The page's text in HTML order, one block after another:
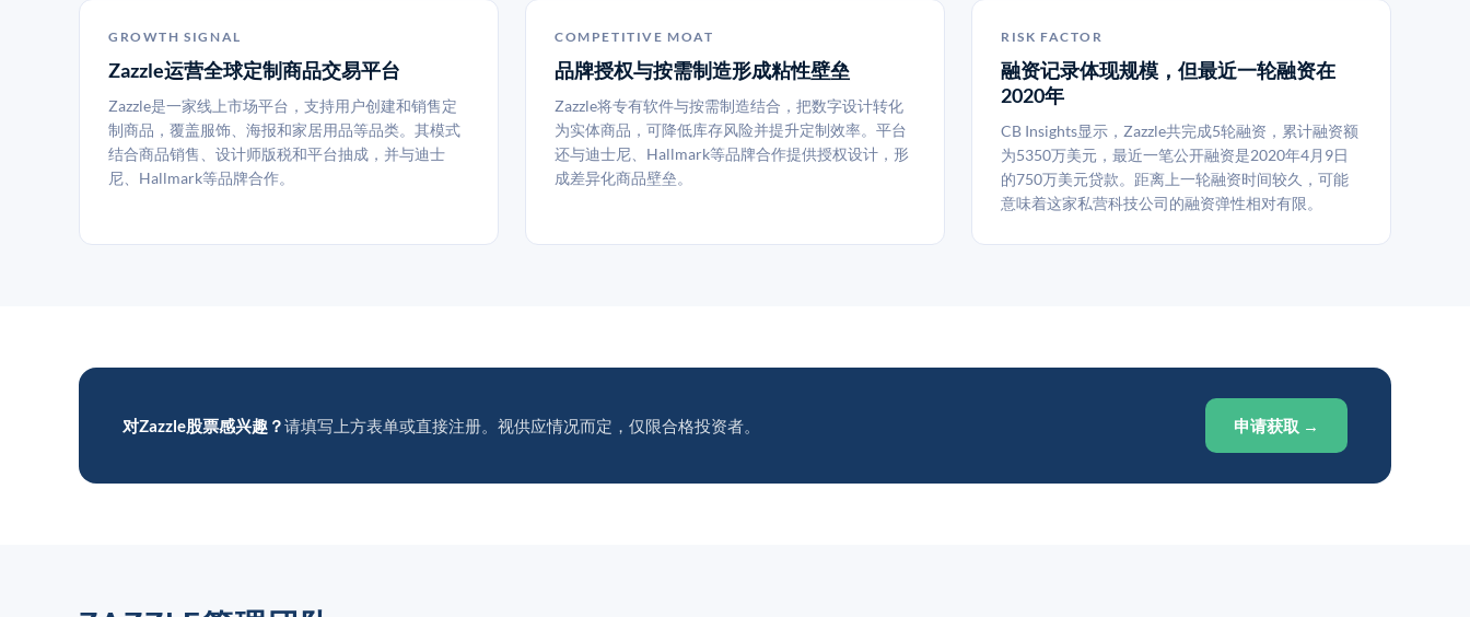
GROWTH SIGNAL
Zazzle运营全球定制商品交易平台
Zazzle是一家线上市场平台，支持用户创建和销售定
制商品，覆盖服饰、海报和家居用品等品类。其模式
结合商品销售、设计师版税和平台抽成，并与迪士
尼、Hallmark等品牌合作。
COMPETITIVE MOAT
品牌授权与按需制造形成粘性壁垒
Zazzle将专有软件与按需制造结合，把数字设计转化
为实体商品，可降低库存风险并提升定制效率。平台
还与迪士尼、Hallmark等品牌合作提供授权设计，形
成差异化商品壁垒。
RISK FACTOR
融资记录体现规模，但最近一轮融资在
2020年
CB Insights显示，Zazzle共完成5轮融资，累计融资额
为5350万美元，最近一笔公开融资是2020年4月9日
的750万美元贷款。距离上一轮融资时间较久，可能
意味着这家私营科技公司的融资弹性相对有限。
对Zazzle股票感兴趣？请填写上方表单或直接注册。视供应情况而定，仅限合格投资者。 申请获取 →